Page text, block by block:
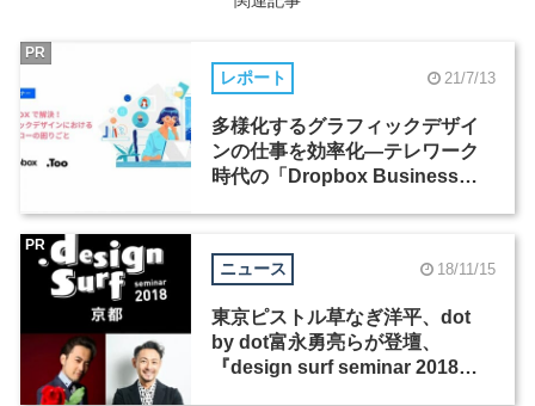
レポート 21/7/13
多様化するグラフィックデザイ
ンの仕事を効率化―テレワーク
時代の「Dropbox Business」
PR
ニュース 18/11/15
東京ピストル草なぎ洋平、dot
by dot富永勇亮らが登壇、
『design surf seminar 2018
PR